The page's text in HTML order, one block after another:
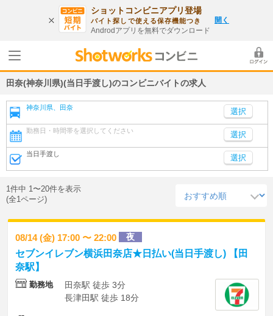
ショットコンビニアプリ登場
バイト探しで使える保存機能つき
Androdアプリを無料でダウンロード
開く
田奈(神奈川県)(当日手渡し)のコンビニバイトの求人
神奈川県、田奈
勤務日・時間帯を選択してください 選択
当日手渡し 選択
1件中 1〜20件を表示
(全1ページ)
08/14 (金) 17:00 〜 22:00 夜
セブンイレブン横浜田奈店★日払い(当日手渡し) 【田
奈駅】
勤務地
田奈駅 徒歩 3分
長津田駅 徒歩 18分